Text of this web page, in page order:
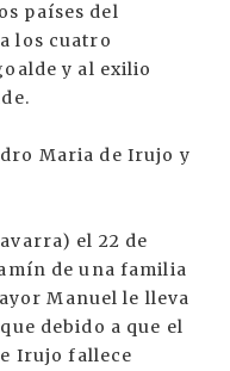
países del
los cuatro
y al exilio
Maria de Irujo y
el 22 de
de una familia
Manuel le lleva
debido a que el
Irujo fallece